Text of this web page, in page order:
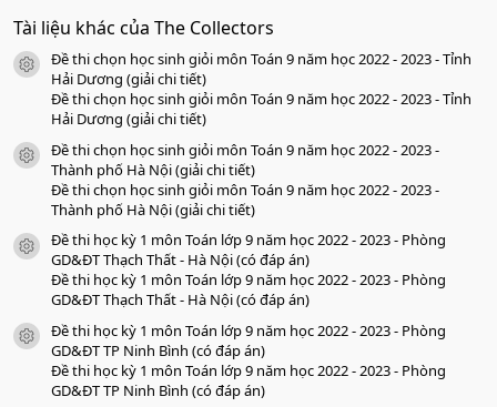
0
0
a
o
Tài liệu khác của The Collectors
icon tài liệu
Đề thi chọn học sinh giỏi môn Toán 9 năm học 2022 - 2023 - Tỉnh
Hải Dương (giải chi tiết)
Đề thi chọn học sinh giỏi môn Toán 9 năm học 2022 - 2023 - Tỉnh
Hải Dương (giải chi tiết)
icon tài liệu
Đề thi chọn học sinh giỏi môn Toán 9 năm học 2022 - 2023 -
Thành phố Hà Nội (giải chi tiết)
Đề thi chọn học sinh giỏi môn Toán 9 năm học 2022 - 2023 -
Thành phố Hà Nội (giải chi tiết)
icon tài liệu
Đề thi học kỳ 1 môn Toán lớp 9 năm học 2022 - 2023 - Phòng
GD&ĐT Thạch Thất - Hà Nội (có đáp án)
Đề thi học kỳ 1 môn Toán lớp 9 năm học 2022 - 2023 - Phòng
GD&ĐT Thạch Thất - Hà Nội (có đáp án)
icon tài liệu
Đề thi học kỳ 1 môn Toán lớp 9 năm học 2022 - 2023 - Phòng
GD&ĐT TP Ninh Bình (có đáp án)
Đề thi học kỳ 1 môn Toán lớp 9 năm học 2022 - 2023 - Phòng
GD&ĐT TP Ninh Bình (có đáp án)